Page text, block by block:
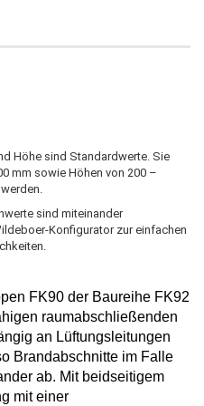
Höhe sind Standardwerte. Sie
mm sowie Höhen von 200 –
sind miteinander
Konfigurator zur einfachen
FK90 der Baureihe FK92
raumabschließenden
an Lüftungsleitungen
Brandabschnitte im Falle
ab. Mit beidseitigem
mit einer